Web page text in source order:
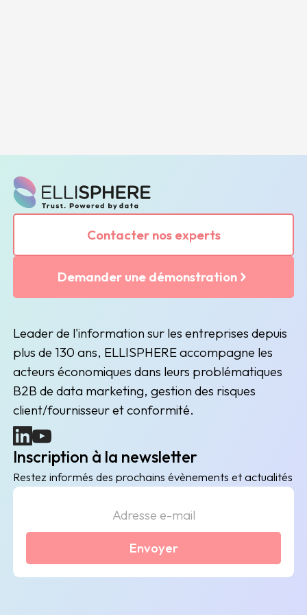
Contacter nos experts
Demander une démonstration
Leader de l'information sur les entreprises depuis
plus de 130 ans, ELLISPHERE accompagne les
acteurs économiques dans leurs problématiques
B2B de data marketing, gestion des risques
client/fournisseur et conformité.
(nouvelle fenêtre)
(nouvelle fenêtre)
Inscription à la newsletter
Restez informés des prochains évènements et actualités
Envoyer